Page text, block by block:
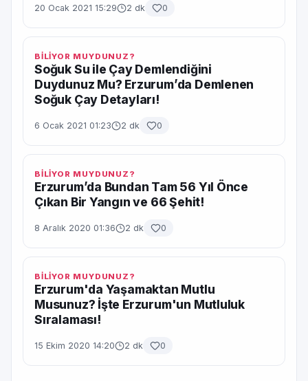
20 Ocak 2021 15:29 2 dk 0
BİLİYOR MUYDUNUZ?
Soğuk Su ile Çay Demlendiğini
Duydunuz Mu? Erzurum’da Demlenen
Soğuk Çay Detayları!
6 Ocak 2021 01:23 2 dk 0
BİLİYOR MUYDUNUZ?
Erzurum’da Bundan Tam 56 Yıl Önce
Çıkan Bir Yangın ve 66 Şehit!
8 Aralık 2020 01:36 2 dk 0
BİLİYOR MUYDUNUZ?
Erzurum'da Yaşamaktan Mutlu
Musunuz? İşte Erzurum'un Mutluluk
Sıralaması!
15 Ekim 2020 14:20 2 dk 0